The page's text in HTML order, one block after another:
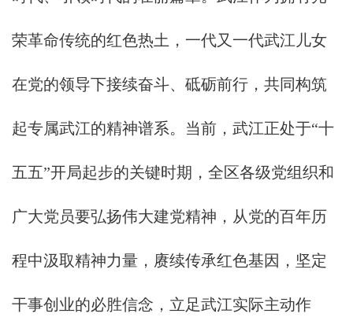
荣革命传统的红色热土，一代又一代武江儿女
在党的领导下接续奋斗、砥砺前行，共同构筑
起专属武江的精神谱系。当前，武江正处于“十
五五”开局起步的关键时期，全区各级党组织和
广大党员要弘扬伟大建党精神，从党的百年历
程中汲取精神力量，赓续传承红色基因，坚定
干事创业的必胜信念，立足武江实际主动作